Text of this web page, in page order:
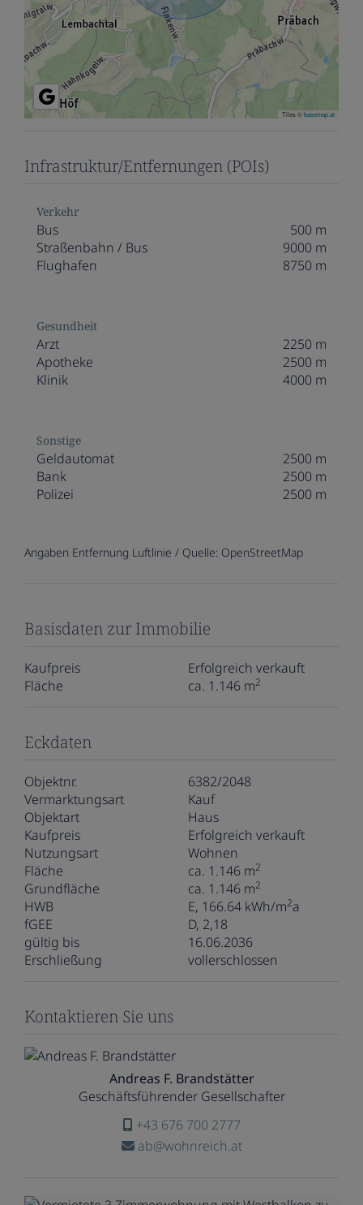
Tiles ©basemap.at
Infrastruktur/Entfernungen (POIs)
Verkehr
Bus
500 m
Straßenbahn / Bus
9000 m
Flughafen
8750 m
Gesundheit
Arzt
2250 m
Apotheke
2500 m
Klinik
4000 m
Sonstige
Geldautomat
2500 m
Bank
2500 m
Polizei
2500 m
Angaben Entfernung Luftlinie / Quelle: OpenStreetMap
Basisdaten zur Immobilie
Kaufpreis
Erfolgreich verkauft
Fläche
ca. 1.146 m2
Eckdaten
Objektnr.
6382/2048
Vermarktungsart
Kauf
Objektart
Haus
Kaufpreis
Erfolgreich verkauft
Nutzungsart
Wohnen
Fläche
ca. 1.146 m2
Grundfläche ca. 1.146 m2
HWB E, 166.64 kWh/m2a
fGEE
D, 2,18
gültig bis
16.06.2036
Erschließung
vollerschlossen
Kontaktieren Sie uns
Andreas F. Brandstätter
Geschäftsführender Gesellschafter
+43 676 700 2777
ab@wohnreich.at